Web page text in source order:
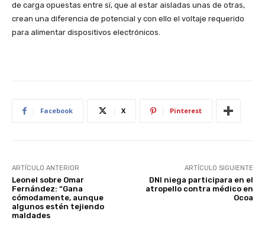
de carga opuestas entre sí, que al estar aisladas unas de otras,
crean una diferencia de potencial y con ello el voltaje requerido
para alimentar dispositivos electrónicos.
Facebook X Pinterest
ARTÍCULO ANTERIOR
Leonel sobre Omar
Fernández: “Gana
cómodamente, aunque
algunos estén tejiendo
maldades
ARTÍCULO SIGUIENTE
DNI niega participara en el
atropello contra médico en
Ocoa